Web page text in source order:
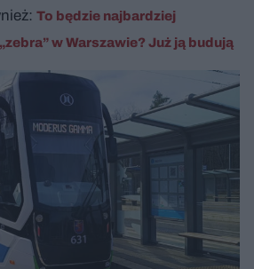
To będzie najbardziej
w Warszawie? Już ją budują